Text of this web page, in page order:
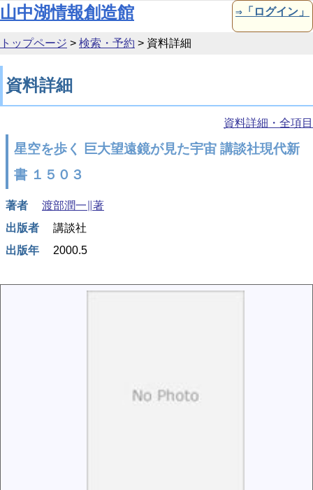
本文へ移動
山中湖情報創造館 ⇒「ログイン」
トップページ > 検索・予約 > 資料詳細
資料詳細
資料詳細・全項目
星空を歩く 巨大望遠鏡が見た宇宙 講談社現代新
書 １５０３
著者
渡部潤一∥著
出版者
講談社
出版年
2000.5